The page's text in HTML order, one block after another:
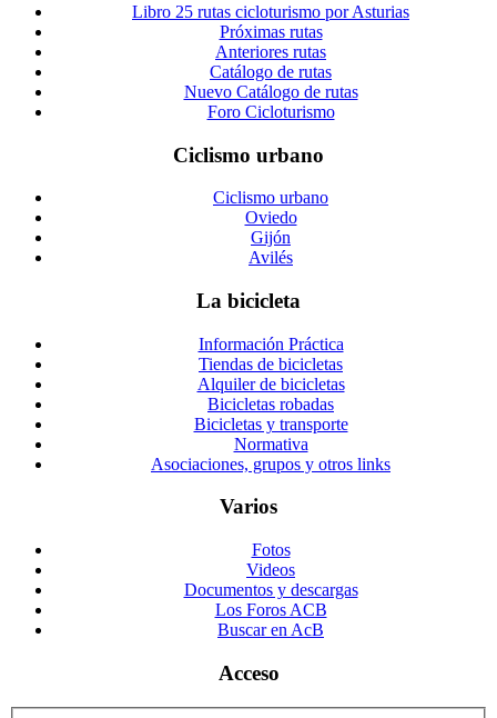
Libro 25 rutas cicloturismo por Asturias
Próximas rutas
Anteriores rutas
Catálogo de rutas
Nuevo Catálogo de rutas
Foro Cicloturismo
Ciclismo urbano
Ciclismo urbano
Oviedo
Gijón
Avilés
La bicicleta
Información Práctica
Tiendas de bicicletas
Alquiler de bicicletas
Bicicletas robadas
Bicicletas y transporte
Normativa
Asociaciones, grupos y otros links
Varios
Fotos
Videos
Documentos y descargas
Los Foros ACB
Buscar en AcB
Acceso